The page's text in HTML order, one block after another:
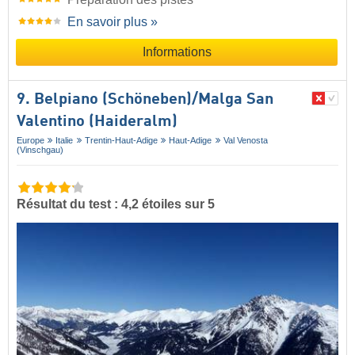
En savoir plus »
Informations
9. Belpiano (Schöneben)/​Malga San
Valentino (Haideralm)
Europe Italie Trentin-Haut-Adige Haut-Adige
Val Venosta
(Vinschgau)
Résultat du test : 4,2 étoiles sur 5